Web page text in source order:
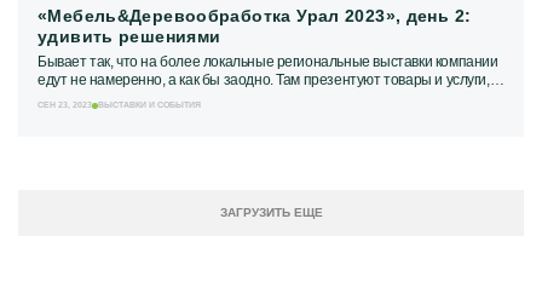
«Мебель&Деревообработка Урал 2023», день 2:
удивить решениями
Бывает так, что на более локальные региональные выставки компании
едут не намеренно, а как бы заодно. Там презентуют товары и услуги,
которые уже показывали на...
СЕН 23, 2023 ВЫСТАВКИ И СОБЫТИЯ
ЗАГРУЗИТЬ ЕЩЕ